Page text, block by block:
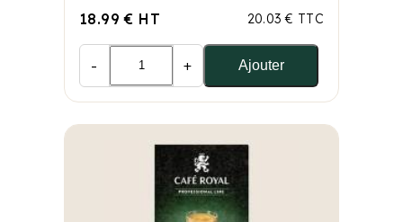
18.99 € HT 20.03 € TTC
- + Ajouter